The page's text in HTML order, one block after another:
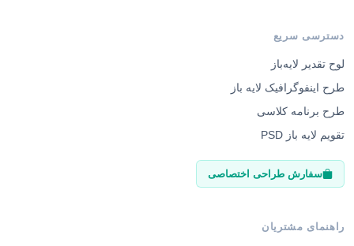
دسترسی سریع
لوح تقدیر لایه‌باز
طرح اینفوگرافیک لایه باز
طرح برنامه کلاسی
تقویم لایه باز PSD
سفارش طراحی اختصاصی
راهنمای مشتریان